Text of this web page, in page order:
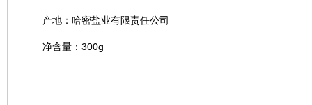
产地：哈密盐业有限责任公司
净含量：300g